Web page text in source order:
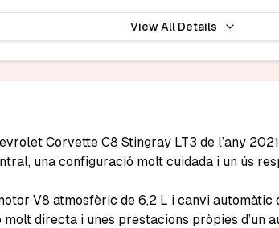
View All Details
Corvette C8 Stingray LT3 de l’any
una configuració molt cuidada i un ús
V8 atmosfèric de 6,2 L i canvi
molt directa i unes prestacions pròpies d’un